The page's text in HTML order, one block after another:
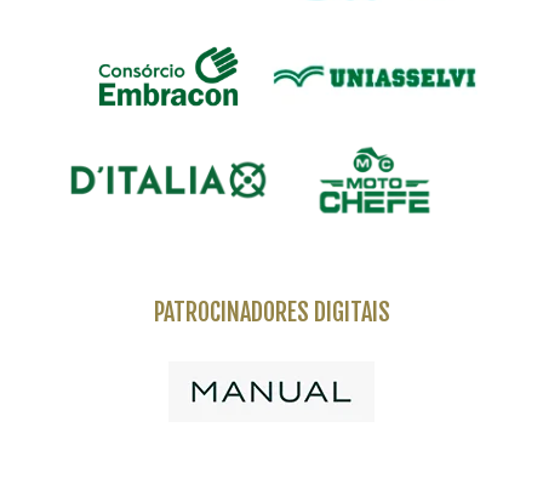
PATROCINADORES DIGITAIS